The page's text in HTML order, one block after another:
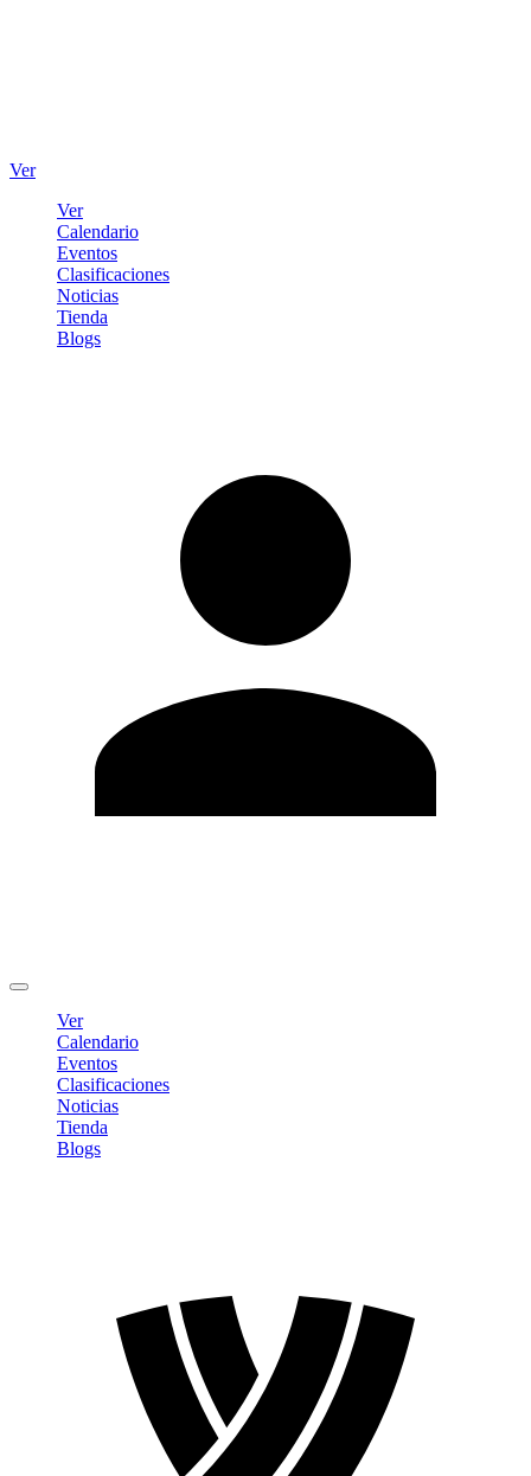
Ver
Ver
Calendario
Eventos
Clasificaciones
Noticias
Tienda
Blogs
Ver
Calendario
Eventos
Clasificaciones
Noticias
Tienda
Blogs